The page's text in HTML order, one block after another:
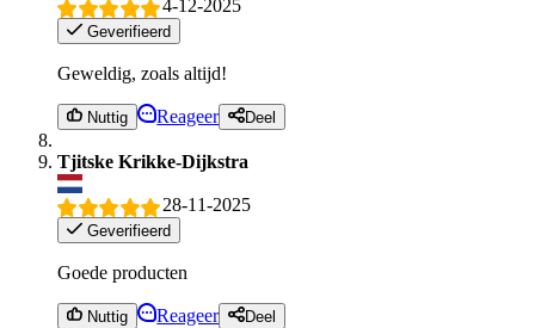
4-12-2025
Geverifieerd
Geweldig, zoals altijd!
Nuttig Reageer Deel
Tjitske Krikke-Dijkstra
28-11-2025
Geverifieerd
Goede producten
Nuttig Reageer Deel